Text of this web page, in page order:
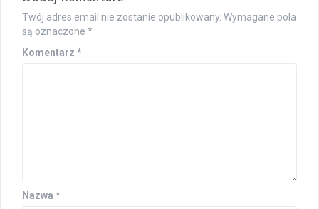
Twój adres email nie zostanie opublikowany. Wymagane pola
są oznaczone *
Komentarz *
Nazwa *